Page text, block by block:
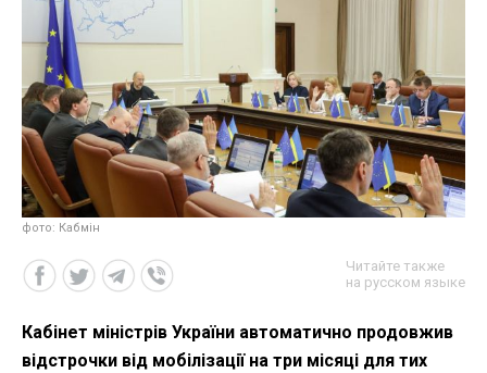
фото: Кабмін
Читайте также
на русском языке
Кабінет міністрів України автоматично продовжив
відстрочки від мобілізації на три місяці для тих